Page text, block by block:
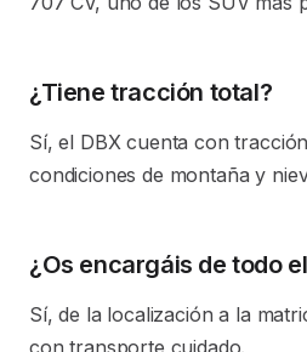
¿Tiene tracción total?
Sí, el DBX cuenta con
condiciones de montaña y
¿Os encargáis de todo
Sí, de la localización a la
con transporte cuidado.